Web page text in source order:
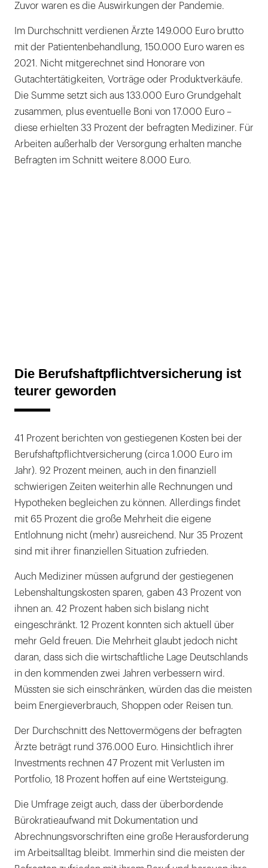
Zuvor waren es die Auswirkungen der Pandemie.
Im Durchschnitt verdienen Ärzte 149.000 Euro brutto
mit der Patientenbehandlung, 150.000 Euro waren es
2021. Nicht mitgerechnet sind Honorare von
Gutachtertätigkeiten, Vorträge oder Produktverkäufe.
Die Summe setzt sich aus 133.000 Euro Grundgehalt
zusammen, plus eventuelle Boni von 17.000 Euro –
diese erhielten 33 Prozent der befragten Mediziner. Für
Arbeiten außerhalb der Versorgung erhalten manche
Befragten im Schnitt weitere 8.000 Euro.
Die Berufshaftpflichtversicherung ist
teurer geworden
41 Prozent berichten von gestiegenen Kosten bei der
Berufshaftpflichtversicherung (circa 1.000 Euro im
Jahr). 92 Prozent meinen, auch in den finanziell
schwierigen Zeiten weiterhin alle Rechnungen und
Hypotheken begleichen zu können. Allerdings findet
mit 65 Prozent die große Mehrheit die eigene
Entlohnung nicht (mehr) ausreichend. Nur 35 Prozent
sind mit ihrer finanziellen Situation zufrieden.
Auch Mediziner müssen aufgrund der gestiegenen
Lebenshaltungskosten sparen, gaben 43 Prozent von
ihnen an. 42 Prozent haben sich bislang nicht
eingeschränkt. 12 Prozent konnten sich aktuell über
mehr Geld freuen. Die Mehrheit glaubt jedoch nicht
daran, dass sich die wirtschaftliche Lage Deutschlands
in den kommenden zwei Jahren verbessern wird.
Müssten sie sich einschränken, würden das die meisten
beim Energieverbrauch, Shoppen oder Reisen tun.
Der Durchschnitt des Nettovermögens der befragten
Ärzte beträgt rund 376.000 Euro. Hinsichtlich ihrer
Investments rechnen 47 Prozent mit Verlusten im
Portfolio, 18 Prozent hoffen auf eine Wertsteigung.
Die Umfrage zeigt auch, dass der überbordende
Bürokratieaufwand mit Dokumentation und
Abrechnungsvorschriften eine große Herausforderung
im Arbeitsalltag bleibt. Immerhin sind die meisten der